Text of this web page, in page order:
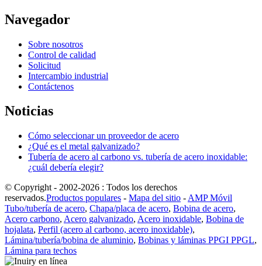
Navegador
Sobre nosotros
Control de calidad
Solicitud
Intercambio industrial
Contáctenos
Noticias
Cómo seleccionar un proveedor de acero
¿Qué es el metal galvanizado?
Tubería de acero al carbono vs. tubería de acero inoxidable:
¿cuál debería elegir?
© Copyright - 2002-2026 : Todos los derechos
reservados.Productos populares - Mapa del sitio - AMP Móvil
Tubo/tubería de acero, Chapa/placa de acero, Bobina de acero,
Acero carbono, Acero galvanizado, Acero inoxidable, Bobina de
hojalata, Perfil (acero al carbono, acero inoxidable),
Lámina/tubería/bobina de aluminio, Bobinas y láminas PPGI PPGL,
Lámina para techos